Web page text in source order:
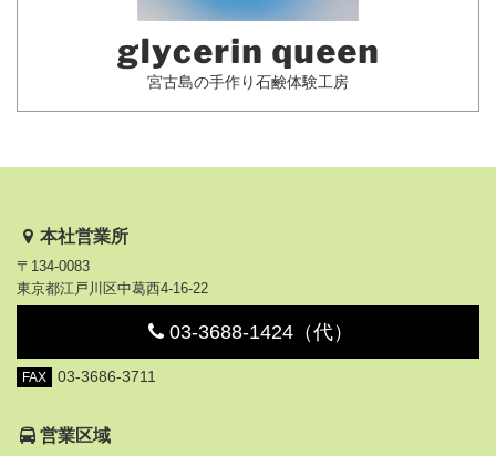
宮古島の手作り石鹸体験工房
本社営業所
〒134-0083
東京都江戸川区中葛西4-16-22
03-3688-1424（代）
FAX 03-3686-3711
営業区域